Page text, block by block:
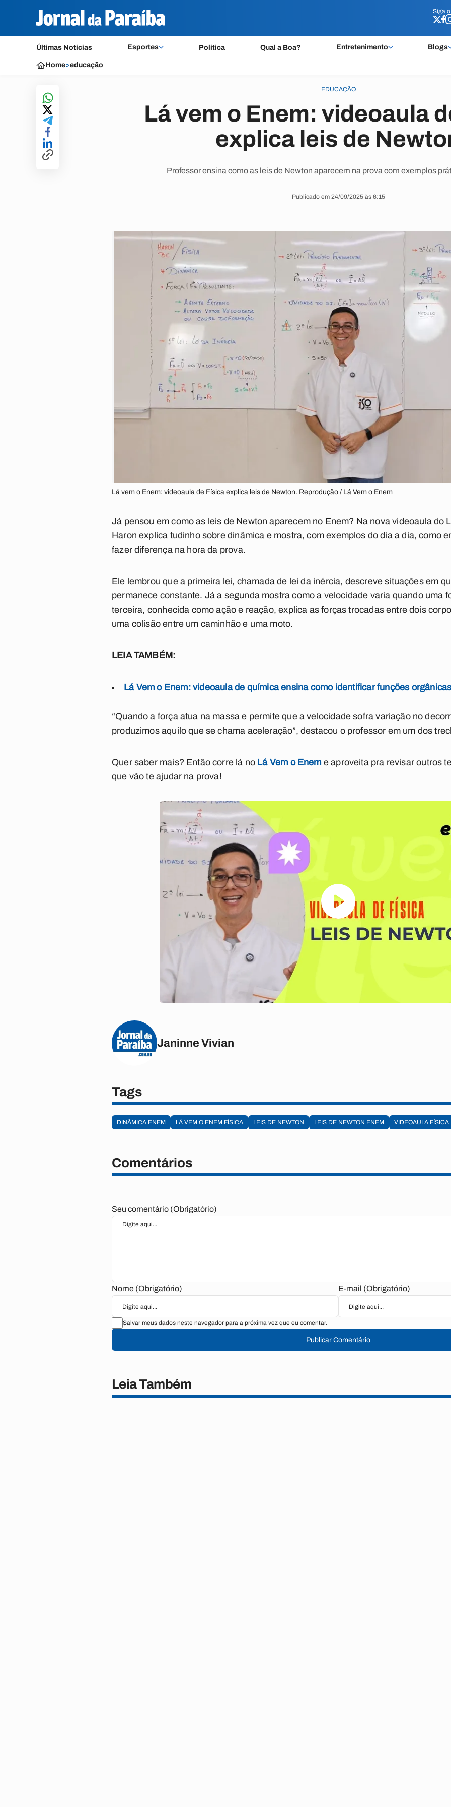
Siga
Últimas Notícias Esportes Política Qual a Boa? Entretenimento Blogs
Siga
Home>educação
EDUCAÇÃO
Lá vem o Enem: videoaula
explica leis de
Professor ensina como as leis de Newton aparecem na prova com exemplos
Publicado em 24/09/2025 às 6:15
Lá vem o Enem: videoaula de Física explica leis de Newton. Reprodução / Lá Vem o Enem
Já pensou em como as leis de Newton aparecem no Enem? Na nova videoaula do
Haron explica tudinho sobre dinâmica e mostra, com exemplos do dia a dia, como
fazer diferença na hora da prova.
Ele lembrou que a primeira lei, chamada de lei da inércia, descreve situações em
permanece constante. Já a segunda mostra como a velocidade varia quando uma
terceira, conhecida como ação e reação, explica as forças trocadas entre dois
uma colisão entre um caminhão e uma moto.
LEIA TAMBÉM:
Lá Vem o Enem: videoaula de química ensina como identificar funções
“Quando a força atua na massa e permite que a velocidade sofra variação no
produzimos aquilo que se chama aceleração”, destacou o professor em um dos
Quer saber mais? Então corre lá no Lá Vem o Enem e aproveita pra revisar outros
que vão te ajudar na prova!
Janinne Vivian
Tags
DINÂMICA ENEM LÁ VEM O ENEM FÍSICA LEIS DE NEWTON LEIS DE NEWTON ENEM VIDEOAULA FÍSICA
Comentários
Seu comentário (Obrigatório)
Nome (Obrigatório) E-mail (Obrigatório)
Salvar meus dados neste navegador para a próxima vez que eu comentar.
Publicar Comentário
Leia Também